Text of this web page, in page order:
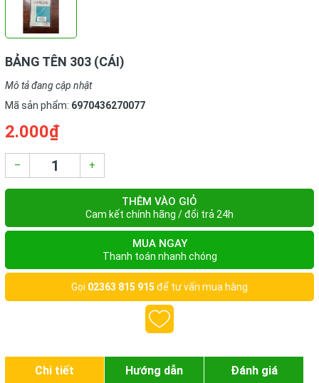
BẢNG TÊN 303 (CÁI)
Mô tả đang cập nhật
Mã sản phẩm: 6970436270077
2.000₫
– +
THÊM VÀO GIỎ
Cam kết chính hãng / đổi trả 24h
MUA NGAY
Thanh toán nhanh chóng
Gọi 02363 815 915 để tư vấn mua hàng
Chi tiết Hướng dẫn Đánh giá